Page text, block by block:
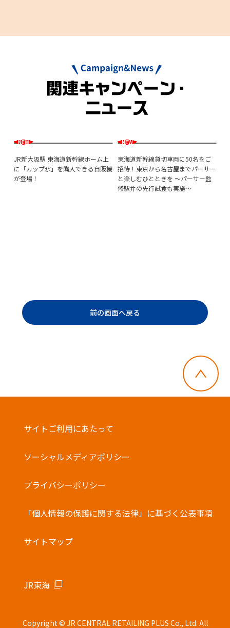
JR新大阪駅 東海道新幹線ホーム上
に「カップ氷」を購入できる自販機
が登場！
東海道新幹線貸切車両に50名をご
招待！東京から名古屋までパーサー
と楽しむひとときを ～パーサー監
修駅弁の先行試食も実施～
前の画面へ戻る
サイトご利用にあたって
ソーシャルメディアポリシー
プライバシーポリシー
「個人情報の保護に関する法律」に基づく公表事項
サイトマップ
JR東海
Copyright © JR CENTRAL RETAILING PLUS Co., Ltd. All